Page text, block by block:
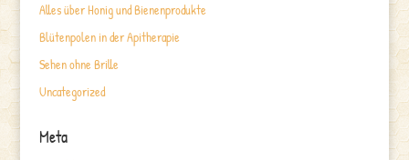
Alles über Honig und Bienenprodukte
Blütenpolen in der Apitherapie
Sehen ohne Brille
Uncategorized
Meta